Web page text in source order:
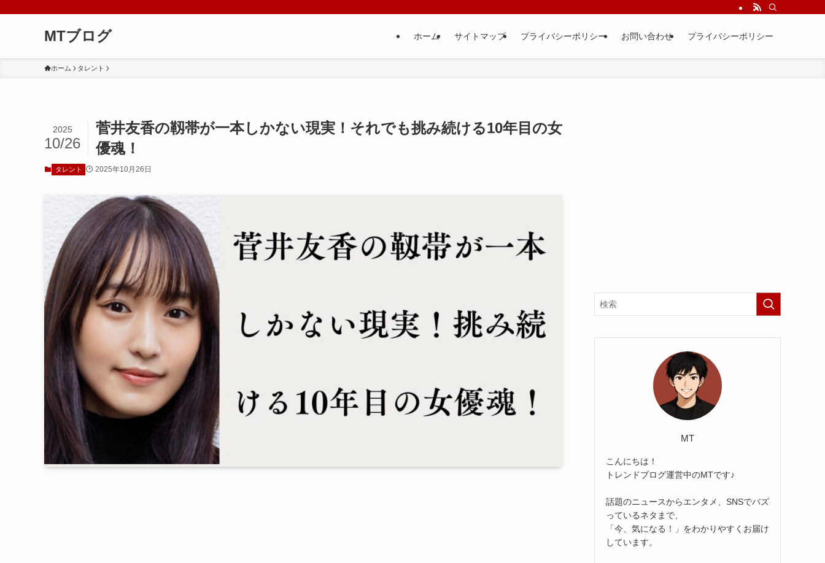
MTブログ ホーム サイトマップ プライバシーポリシー お問い合わせ プライバシーポリシー
ホーム タレント
菅井友香の靱帯が一本しかない現実！それでも挑み続ける10年目の女
優魂！
2025
10/26
タレント 2025年10月26日
MT
こんにちは！
トレンドブログ運営中のMTです♪
話題のニュースからエンタメ、SNSでバズ
っているネタまで、
「今、気になる！」をわかりやすくお届け
しています。